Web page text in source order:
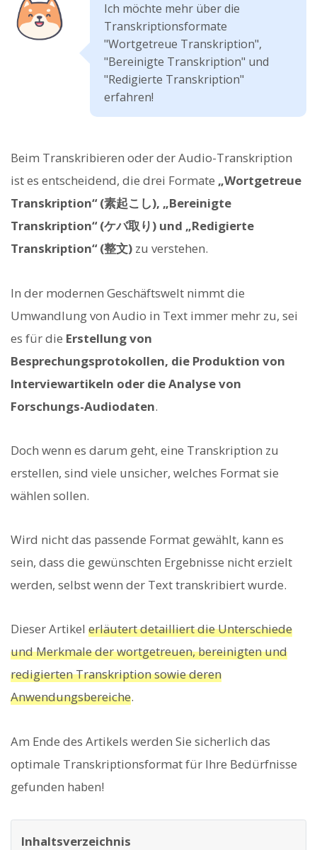
Ich möchte mehr über die
Transkriptionsformate
"Wortgetreue Transkription",
"Bereinigte Transkription" und
"Redigierte Transkription"
erfahren!
Beim Transkribieren oder der Audio-Transkription
ist es entscheidend, die drei Formate „Wortgetreue
Transkription“ (素起こし), „Bereinigte
Transkription“ (ケバ取り) und „Redigierte
Transkription“ (整文) zu verstehen.
In der modernen Geschäftswelt nimmt die
Umwandlung von Audio in Text immer mehr zu, sei
es für die Erstellung von
Besprechungsprotokollen, die Produktion von
Interviewartikeln oder die Analyse von
Forschungs-Audiodaten.
Doch wenn es darum geht, eine Transkription zu
erstellen, sind viele unsicher, welches Format sie
wählen sollen.
Wird nicht das passende Format gewählt, kann es
sein, dass die gewünschten Ergebnisse nicht erzielt
werden, selbst wenn der Text transkribiert wurde.
Dieser Artikel erläutert detailliert die Unterschiede
und Merkmale der wortgetreuen, bereinigten und
redigierten Transkription sowie deren
Anwendungsbereiche.
Am Ende des Artikels werden Sie sicherlich das
optimale Transkriptionsformat für Ihre Bedürfnisse
gefunden haben!
Inhaltsverzeichnis